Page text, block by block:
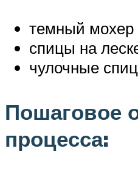
темный
спицы на
чулочные
Пошаговое
процесса: